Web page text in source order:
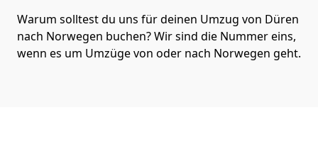
Warum solltest du uns für deinen Umzug von Düren
nach Norwegen buchen? Wir sind die Nummer eins,
wenn es um Umzüge von oder nach Norwegen geht.